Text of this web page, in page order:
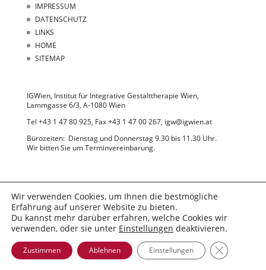
IMPRESSUM
DATENSCHUTZ
LINKS
HOME
SITEMAP
IGWien, Institut für Integrative Gestalttherapie Wien,
Lammgasse 6/3, A-1080 Wien
Tel +43 1 47 80 925, Fax +43 1 47 00 267, igw@igwien.at
Bürozeiten: Dienstag und Donnerstag 9.30 bis 11.30 Uhr.
Wir bitten Sie um Terminvereinbarung.
© 2022 IGWien
Wir verwenden Cookies, um Ihnen die bestmögliche
Erfahrung auf unserer Website zu bieten.
Du kannst mehr darüber erfahren, welche Cookies wir
verwenden, oder sie unter Einstellungen deaktivieren.
Zustimmen Ablehnen Einstellungen GDPR